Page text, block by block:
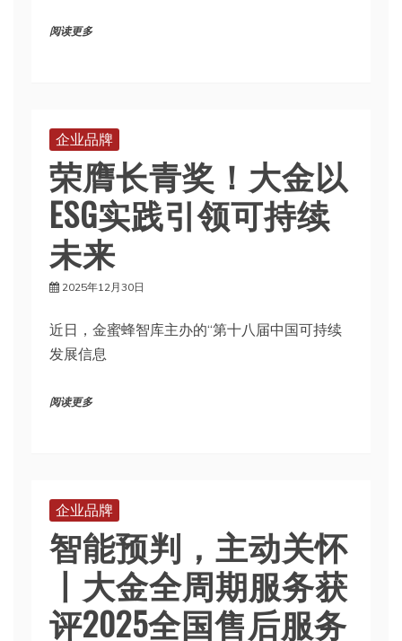
阅读更多
企业品牌
荣膺长青奖！大金以
ESG实践引领可持续
未来
2025年12月30日
近日，金蜜蜂智库主办的“第十八届中国可持续
发展信息
阅读更多
企业品牌
智能预判，主动关怀
丨大金全周期服务获
评2025全国售后服务